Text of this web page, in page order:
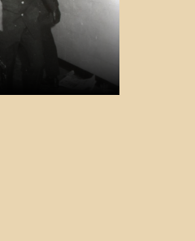
Stephenson se
de 1969